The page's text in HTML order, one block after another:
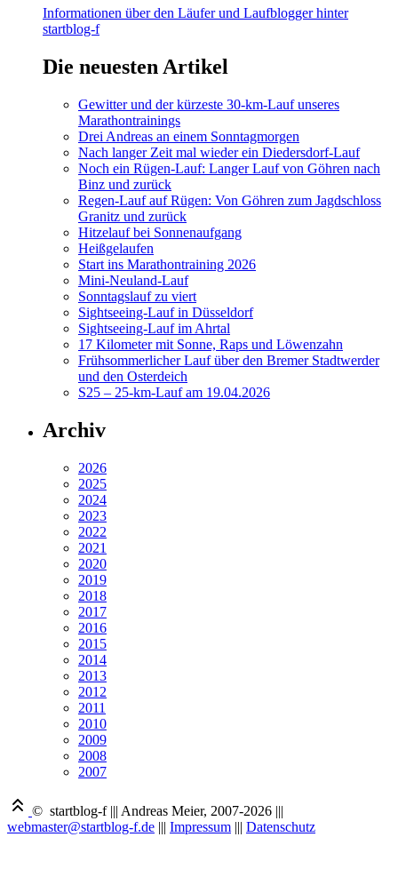
Informationen über den Läufer und Laufblogger hinter
startblog-f
Die neuesten Artikel
Gewitter und der kürzeste 30-km-Lauf unseres
Marathontrainings
Drei Andreas an einem Sonntagmorgen
Nach langer Zeit mal wieder ein Diedersdorf-Lauf
Noch ein Rügen-Lauf: Langer Lauf von Göhren nach
Binz und zurück
Regen-Lauf auf Rügen: Von Göhren zum Jagdschloss
Granitz und zurück
Hitzelauf bei Sonnenaufgang
Heißgelaufen
Start ins Marathontraining 2026
Mini-Neuland-Lauf
Sonntagslauf zu viert
Sightseeing-Lauf in Düsseldorf
Sightseeing-Lauf im Ahrtal
17 Kilometer mit Sonne, Raps und Löwenzahn
Frühsommerlicher Lauf über den Bremer Stadtwerder
und den Osterdeich
S25 – 25-km-Lauf am 19.04.2026
Archiv
2026
2025
2024
2023
2022
2021
2020
2019
2018
2017
2016
2015
2014
2013
2012
2011
2010
2009
2008
2007
© startblog-f ||| Andreas Meier, 2007-2026 |||
webmaster@startblog-f.de ||| Impressum ||| Datenschutz